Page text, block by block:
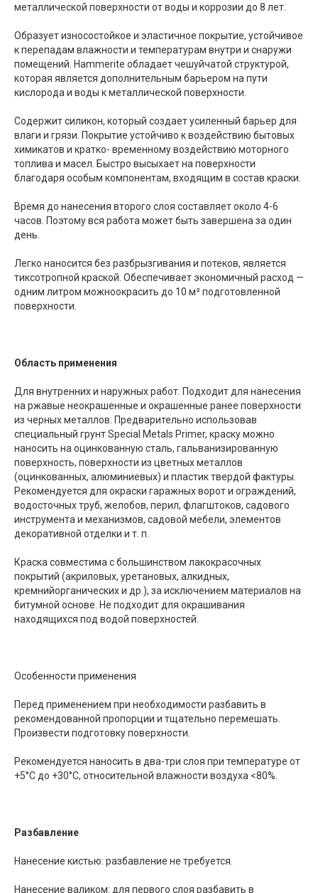
металлической поверхности от воды и коррозии до 8 лет.
Образует износостойкое и эластичное покрытие, устойчивое
к перепадам влажности и температурам внутри и снаружи
помещений. Hammerite обладает чешуйчатой структурой,
которая является дополнительным барьером на пути
кислорода и воды к металлической поверхности.
Содержит силикон, который создает усиленный барьер для
влаги и грязи. Покрытие устойчиво к воздействию бытовых
химикатов и кратко- временному воздействию моторного
топлива и масел. Быстро высыхает на поверхности
благодаря особым компонентам, входящим в состав краски.
Время до нанесения второго слоя составляет около 4-6
часов. Поэтому вся работа может быть завершена за один
день.
Легко наносится без разбрызгивания и потеков, является
тиксотропной краской. Обеспечивает экономичный расход —
одним литром можноокрасить до 10 м² подготовленной
поверхности.
Область применения
Для внутренних и наружных работ. Подходит для нанесения
на ржавые неокрашенные и окрашенные ранее поверхности
из черных металлов. Предварительно использовав
специальный грунт Special Metals Primer, краску можно
наносить на оцинкованную сталь, гальванизированную
поверхность, поверхности из цветных металлов
(оцинкованных, алюминиевых) и пластик твердой фактуры.
Рекомендуется для окраски гаражных ворот и ограждений,
водосточных труб, желобов, перил, флагштоков, садового
инструмента и механизмов, садовой мебели, элементов
декоративной отделки и т. п.
Краска совместима с большинством лакокрасочных
покрытий (акриловых, уретановых, алкидных,
кремнийорганических и др.), за исключением материалов на
битумной основе. Не подходит для окрашивания
находящихся под водой поверхностей.
Особенности применения
Перед применением при необходимости разбавить в
рекомендованной пропорции и тщательно перемешать.
Произвести подготовку поверхности.
Рекомендуется наносить в два-три слоя при температуре от
+5°С до +30°С, относительной влажности воздуха <80%.
Разбавление
Нанесение кистью: разбавление не требуется.
Нанесение валиком: для первого слоя разбавить в